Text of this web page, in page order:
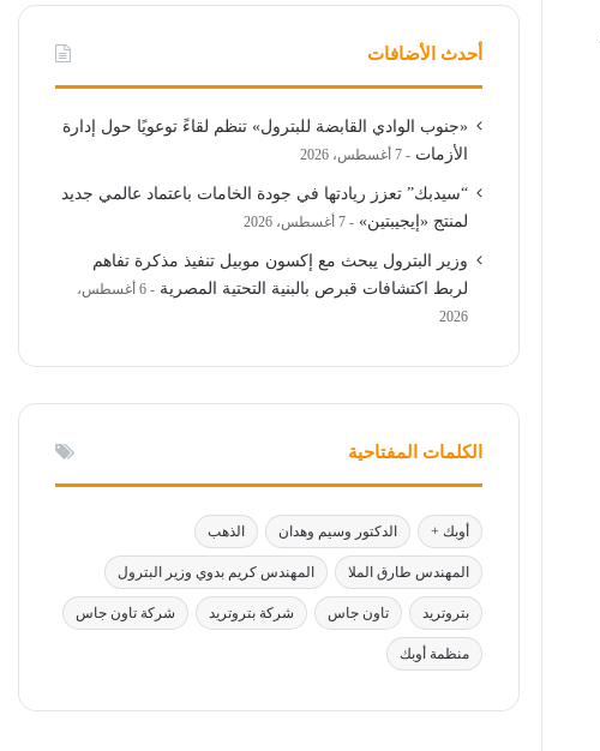
أحدث الأضافات
«جنوب الوادي القابضة للبترول» تنظم لقاءً توعويًا حول إدارة
الأزمات
7 أغسطس، 2026
“سيدبك” تعزز ريادتها في جودة الخامات باعتماد عالمي جديد
لمنتج «إيجيبتين»
7 أغسطس، 2026
وزير البترول يبحث مع إكسون موبيل تنفيذ مذكرة تفاهم
لربط اكتشافات قبرص بالبنية التحتية المصرية
6 أغسطس،
2026
الكلمات المفتاحية
أوبك + الدكتور وسيم وهدان الذهب
المهندس طارق الملا المهندس كريم بدوي وزير البترول
بتروتريد تاون جاس شركة بتروتريد شركة تاون جاس
منظمة أوبك